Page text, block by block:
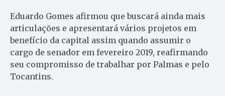
Eduardo Gomes afirmou que buscará ainda mais
articulações e apresentará vários projetos em
benefício da capital assim quando assumir o
cargo de senador em fevereiro 2019, reafirmando
seu compromisso de trabalhar por Palmas e pelo
Tocantins.